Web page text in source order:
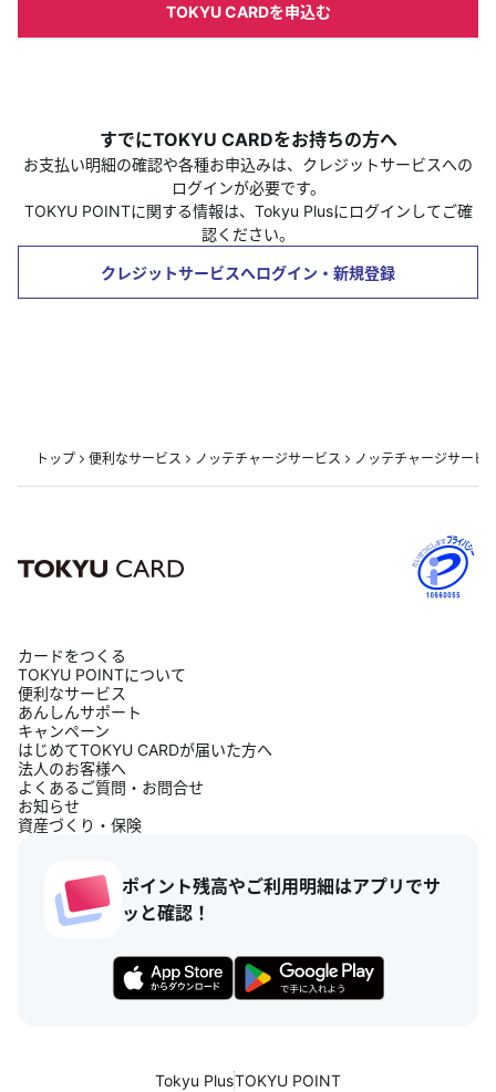
TOKYU CARDを申込む
すでにTOKYU CARDをお持ちの方へ
お支払い明細の確認や各種お申込みは、クレジットサービスへの
ログインが必要です。
TOKYU POINTに関する情報は、Tokyu Plusにログインしてご確
認ください。
クレジットサービスへログイン・新規登録
トップ 便利なサービス ノッテチャージサービス ノッテチャージサービ
カードをつくる
TOKYU POINTについて
便利なサービス
あんしんサポート
キャンペーン
はじめてTOKYU CARDが届いた方へ
法人のお客様へ
よくあるご質問・お問合せ
お知らせ
資産づくり・保険
ポイント残高やご利用明細はアプリでサ
ッと確認！
Tokyu PlusTOKYU POINT